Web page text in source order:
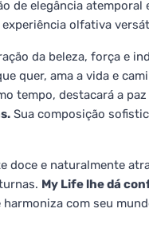
de elegância atemporal
olfativa
da beleza, força e
quer, ama a vida e
tempo, destacará a
Sua composição
doce e naturalmente
My Life lhe dá
com seu